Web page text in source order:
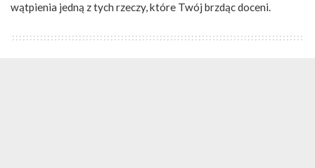
wątpienia jedną z tych rzeczy, które Twój brzdąc doceni.